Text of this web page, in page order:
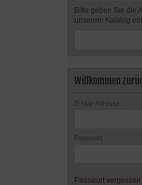
Bitte geben Sie die
unserem Katalog
Willkommen
E-Mail-Adresse:
Passwort:
Passwort